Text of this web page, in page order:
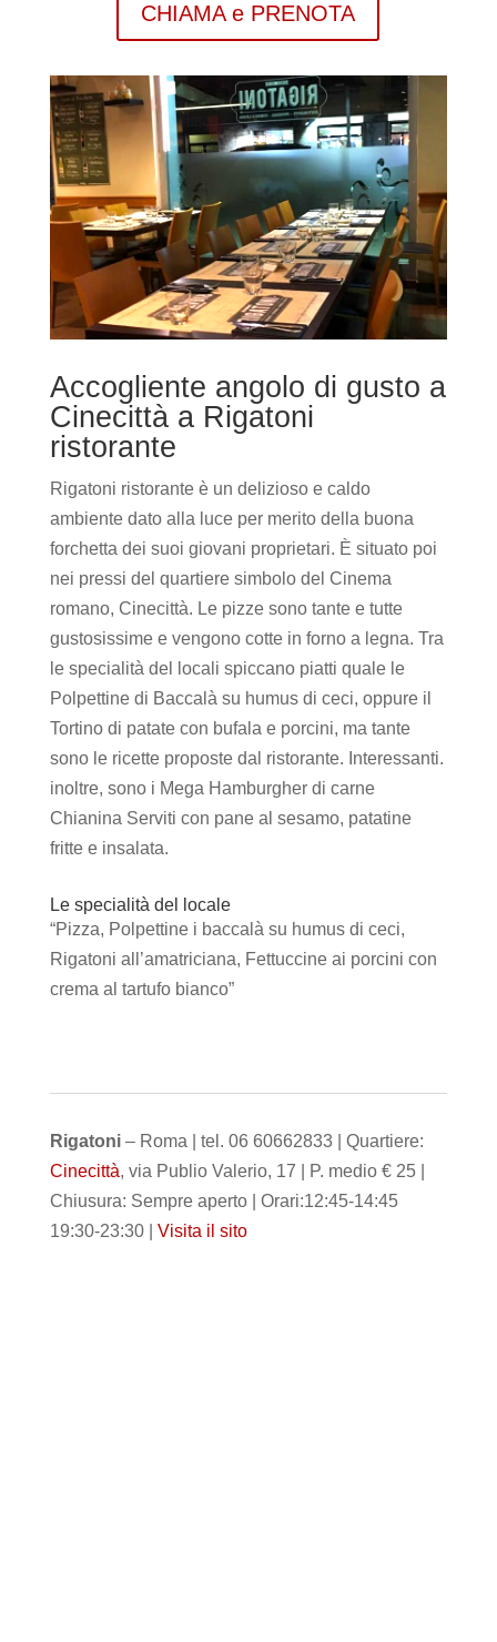
CHIAMA e PRENOTA
Accogliente angolo di gusto a
Cinecittà a Rigatoni
ristorante
Rigatoni ristorante è un delizioso e caldo
ambiente dato alla luce per merito della buona
forchetta dei suoi giovani proprietari. È situato poi
nei pressi del quartiere simbolo del Cinema
romano, Cinecittà. Le pizze sono tante e tutte
gustosissime e vengono cotte in forno a legna. Tra
le specialità del locali spiccano piatti quale le
Polpettine di Baccalà su humus di ceci, oppure il
Tortino di patate con bufala e porcini, ma tante
sono le ricette proposte dal ristorante. Interessanti.
inoltre, sono i Mega Hamburgher di carne
Chianina Serviti con pane al sesamo, patatine
fritte e insalata.
Le specialità del locale
“Pizza, Polpettine i baccalà su humus di ceci,
Rigatoni all’amatriciana, Fettuccine ai porcini con
crema al tartufo bianco”
Rigatoni– Roma | tel. 06 60662833 | Quartiere:
Cinecittà, via Publio Valerio, 17 | P. medio € 25 |
Chiusura: Sempre aperto | Orari:12:45-14:45
19:30-23:30 | Visita il sito